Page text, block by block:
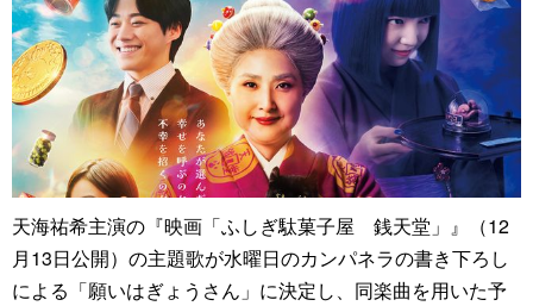
天海祐希主演の『映画「ふしぎ駄菓子屋 銭天堂」』（12
月13日公開）の主題歌が水曜日のカンパネラの書き下ろし
による「願いはぎょうさん」に決定し、同楽曲を用いた予